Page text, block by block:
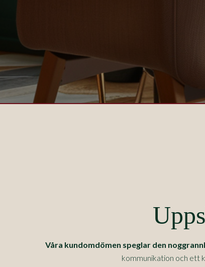
Våra kundomdömen speglar den
kommunikation och ett